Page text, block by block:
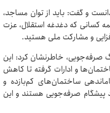
و گفت: باید از توان مساجد،
کسانی که دغدغه استقلال، عزت
و مشارکت ملی هستید.
صرفه‌جویی، خاطرنشان کرد: این
و ادارات گرفته تا کاهش
ساختمان‌های کم‌بازده و
پیشگام صرفه‌جویی هستند و این